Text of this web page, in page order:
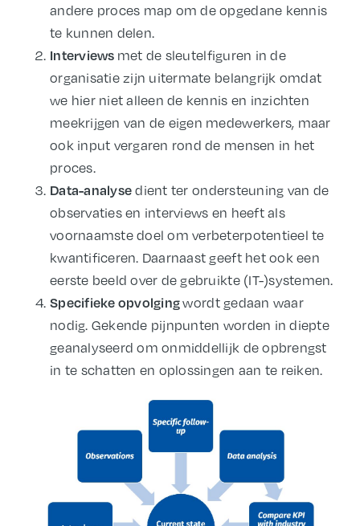
andere proces map om de opgedane kennis
te kunnen delen.
Interviews met de sleutelfiguren in de
organisatie zijn uitermate belangrijk omdat
we hier niet alleen de kennis en inzichten
meekrijgen van de eigen medewerkers, maar
ook input vergaren rond de mensen in het
proces.
Data-analysedient ter ondersteuning van de
observaties en interviews en heeft als
voornaamste doel om verbeterpotentieel te
kwantificeren. Daarnaast geeft het ook een
eerste beeld over de gebruikte (IT-)systemen.
Specifieke opvolgingwordt gedaan waar
nodig. Gekende pijnpunten worden in diepte
geanalyseerd om onmiddellijk de opbrengst
in te schatten en oplossingen aan te reiken.